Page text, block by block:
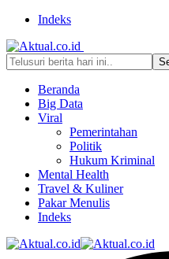
Indeks
Beranda
Big Data
Viral
Pemerintahan
Politik
Hukum Kriminal
Mental Health
Travel & Kuliner
Pakar Menulis
Indeks